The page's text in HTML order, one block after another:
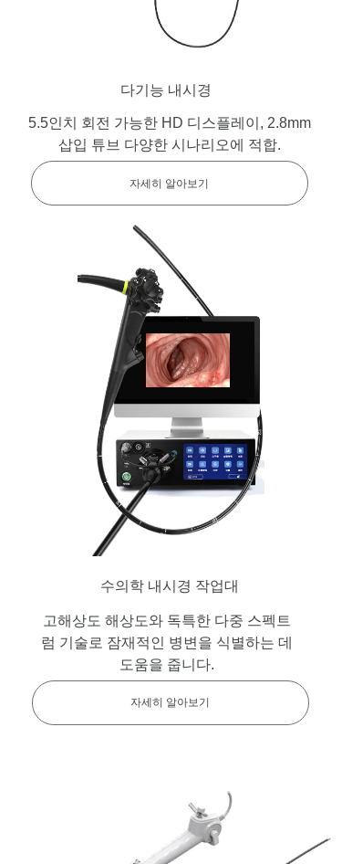
다기능 내시경
5.5인치 회전 가능한 HD 디스플레이, 2.8mm
삽입 튜브 다양한 시나리오에 적합.
자세히 알아보기
수의학 내시경 작업대
고해상도 해상도와 독특한 다중 스펙트
럼 기술로 잠재적인 병변을 식별하는 데
도움을 줍니다.
자세히 알아보기